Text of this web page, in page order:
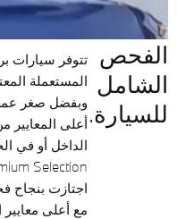
الفحص
الشامل
للسيارة.
المستعملة
وبفضل صغر
أعلى المعايير
مع أعلى معايير